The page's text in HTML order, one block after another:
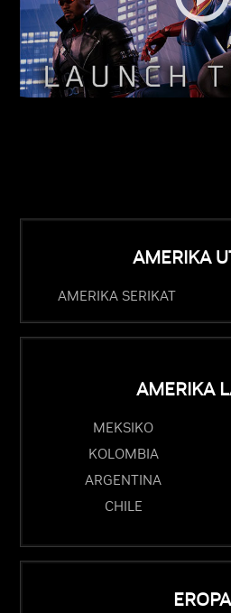
AMERIKA
AMERIKA SERIKAT
AMERIKA
MEKSIKO
KOLOMBIA
ARGENTINA
CHILE
EROPA